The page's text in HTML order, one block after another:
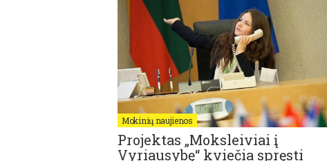
Mokinių naujienos
Projektas „Moksleiviai į
Vyriausybę“ kviečia spręsti